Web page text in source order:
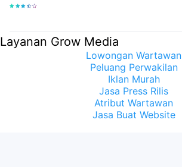
Meyakinkan Publik Bahwa Ijazah
Layanan Grow Media
Lowongan Wartawan
Peluang Perwakilan
Iklan Murah
Jasa Press Rilis
Atribut Wartawan
Jasa Buat Website